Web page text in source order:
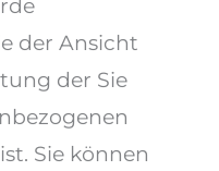
der Ansicht
der Sie
Sie können